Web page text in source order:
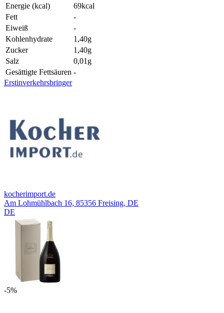
Energie (kcal)
69kcal
Fett
-
Eiweiß
-
Kohlenhydrate
1,40g
Zucker
1,40g
Salz
0,01 g
Gesättigte Fettsäuren -
Erstinverkehrsbringer
kocherimport.de
Am Lohmühlbach 16, 85356 Freising, DE
DE
-5%